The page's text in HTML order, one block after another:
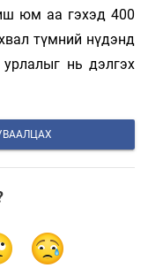
юм аа гэхэд 400
түмний нүдэнд
нь дэлгэх